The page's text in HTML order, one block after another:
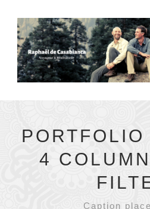
PORTFOLIO
4
Caption